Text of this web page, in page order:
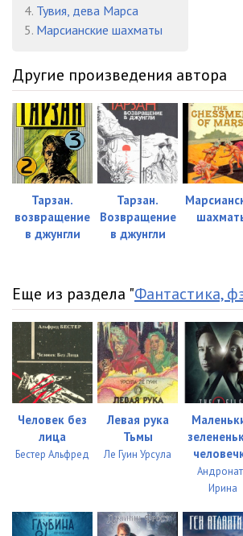
4. Тувия, дева Марса
5. Марсианские шахматы
Другие произведения автора
Тарзан.
возвращение
в джунгли
Тарзан.
Возвращение
в джунгли
Еще из раздела "Фантастика,
Человек без
лица
Бестер Альфред
Левая рука
Тьмы
Ле Гуин Урсула
Ирина